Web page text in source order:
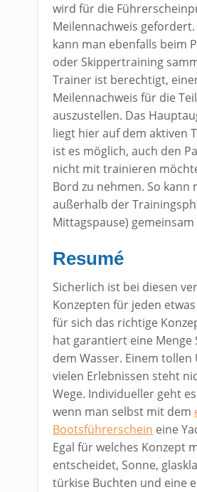
wird für die
Meilennachweis
kann man ebenfalls beim
oder Skippertraining
Trainer ist berechtigt,
Meilennachweis für die
auszustellen. Das
liegt hier auf dem aktiven
ist es möglich, auch den
nicht mit trainieren
Bord zu nehmen. So kann
außerhalb der
Mittagspause) gemeinsam
Resumé
Sicherlich ist bei diesen
Konzepten für jeden
für sich das richtige
hat garantiert eine Menge
dem Wasser. Einem
vielen Erlebnissen steht
Wege. Individueller geht
wenn man selbst mit dem
Bootsführerschein eine
Egal für welches Konzept
entscheidet, Sonne,
türkise Buchten und eine